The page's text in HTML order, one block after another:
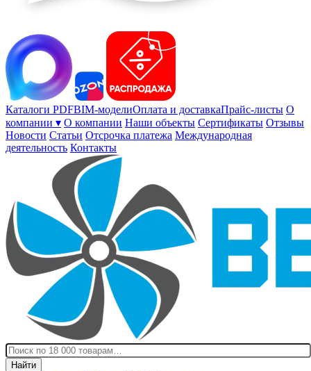
Каталоги PDFBIM-моделиОплата и доставкаПрайс-листы О
компании ▾ О компании Наши объекты Сертификаты Отзывы
Новости Статьи Отсрочка платежа Международная
деятельность Контакты
Найти